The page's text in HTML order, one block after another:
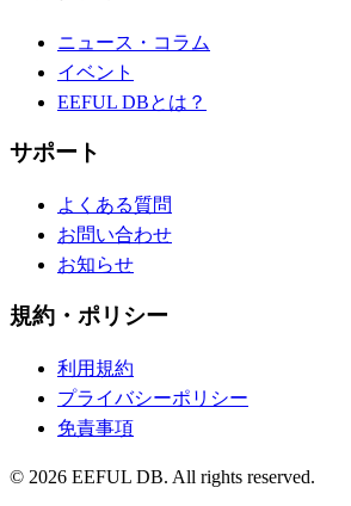
ニュース・コラム
イベント
EEFUL DBとは？
サポート
よくある質問
お問い合わせ
お知らせ
規約・ポリシー
利用規約
プライバシーポリシー
免責事項
© 2026 EEFUL DB. All rights reserved.